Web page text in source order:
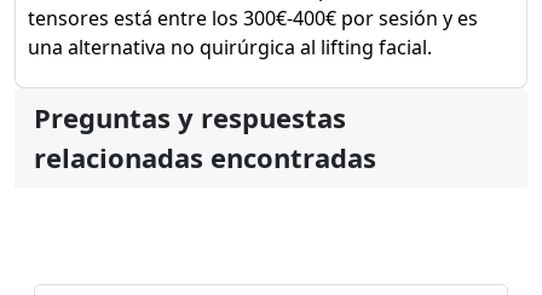
tensores está entre los 300€-400€ por sesión y es
una alternativa no quirúrgica al lifting facial.
Preguntas y respuestas
relacionadas encontradas